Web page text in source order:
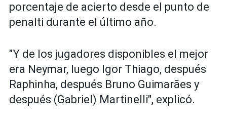
porcentaje de acierto desde el punto de
penalti durante el último año.
"Y de los jugadores disponibles el mejor
era Neymar, luego Igor Thiago, después
Raphinha, después Bruno Guimarães y
después (Gabriel) Martinelli", explicó.